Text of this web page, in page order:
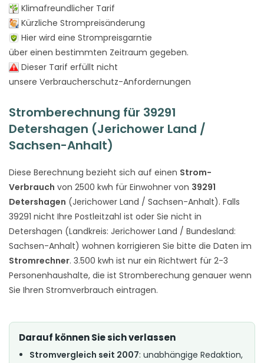
Klimafreundlicher Tarif
Kürzliche Strompreisänderung
Hier wird eine Strompreisgarntie
über einen bestimmten Zeitraum gegeben.
Dieser Tarif erfüllt nicht
unsere Verbraucherschutz-Anfordernungen
Stromberechnung für 39291
Detershagen (Jerichower Land /
Sachsen-Anhalt)
Diese Berechnung bezieht sich auf einen Strom-
Verbrauch von 2500 kwh für Einwohner von 39291
Detershagen (Jerichower Land / Sachsen-Anhalt). Falls
39291 nicht Ihre Postleitzahl ist oder Sie nicht in
Detershagen (Landkreis: Jerichower Land / Bundesland:
Sachsen-Anhalt) wohnen korrigieren Sie bitte die Daten im
Stromrechner. 3.500 kwh ist nur ein Richtwert für 2-3
Personenhaushalte, die ist Stromberechung genauer wenn
Sie Ihren Stromverbrauch eintragen.
Darauf können Sie sich verlassen
Stromvergleich seit 2007: unabhängige Redaktion,